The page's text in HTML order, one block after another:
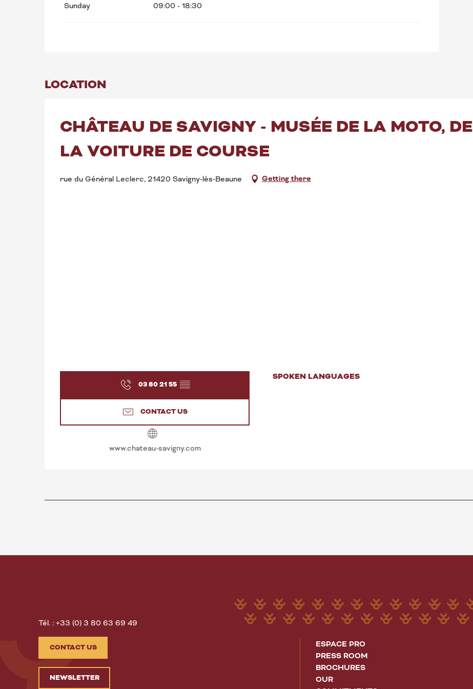
Sunday 09:00 - 18:30
LOCATION
CHÂTEAU DE SAVIGNY - MUSÉE DE LA MOTO,
LA VOITURE DE COURSE
rue du Général Leclerc, 21420 Savigny-lès-Beaune Getting there
03 80 21 55 ▒▒
CONTACT US
www.chateau-savigny.com
SPOKEN LANGUAGES
SPOKEN LANGUAGES
Tél. : +33 (0) 3 80 63 69 49
CONTACT US
NEWSLETTER
ESPACE PRO
PRESS ROOM
BROCHURES
OUR